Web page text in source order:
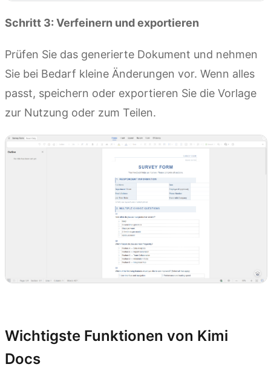
Schritt 3: Verfeinern und exportieren
Prüfen Sie das generierte Dokument und nehmen
Sie bei Bedarf kleine Änderungen vor. Wenn alles
passt, speichern oder exportieren Sie die Vorlage
zur Nutzung oder zum Teilen.
Wichtigste Funktionen von Kimi
Docs